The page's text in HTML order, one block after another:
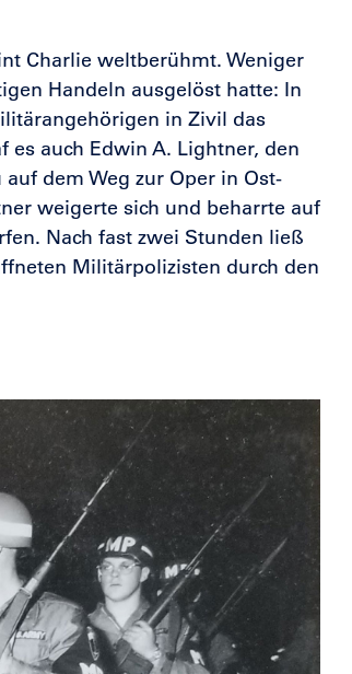
Charlie weltberühmt. Weniger
Handeln ausgelöst hatte: In
in Zivil das
es auch Edwin A. Lightner, den
dem Weg zur Oper in Ost-
weigerte sich und beharrte auf
Nach fast zwei Stunden ließ
Militärpolizisten durch den